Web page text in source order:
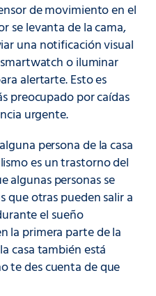
de movimiento en el
se levanta de la cama,
una notificación visual
o iluminar
alertarte. Esto es
preocupado por caídas
urgente.
persona de la casa
es un trastorno del
algunas personas se
que otras pueden salir a
el sueño
la primera parte de la
casa también está
te des cuenta de que